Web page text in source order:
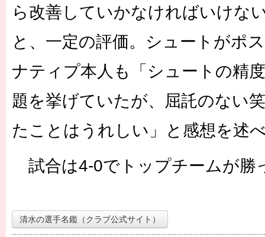
ら改善していかなければいけな
と、一定の評価。シュートがポ
ナティプ本人も「シュートの精
題を挙げていたが、屈託のない
たことはうれしい」と感想を述
試合は4-0でトップチームが勝
清水の選手名鑑（クラブ公式サイト）